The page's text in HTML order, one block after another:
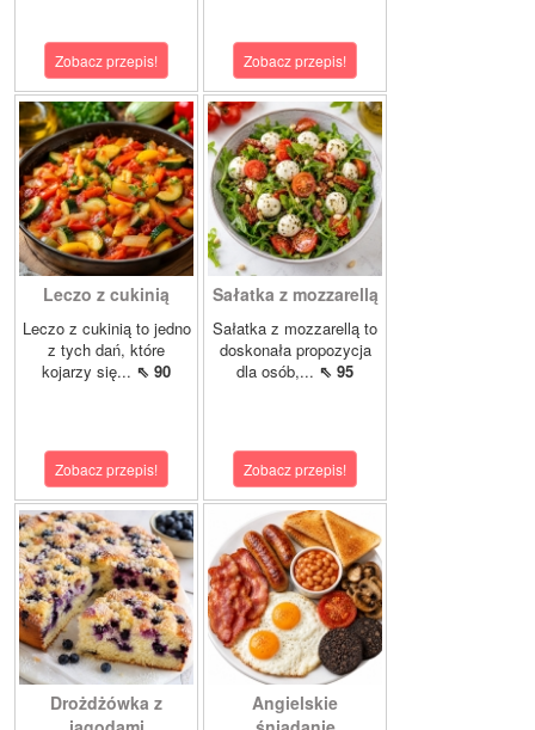
Zobacz przepis! Zobacz przepis!
Leczo z cukinią
Leczo z cukinią to jedno
z tych dań, które
kojarzy się... ⇖ 90
Zobacz przepis!
Sałatka z mozzarellą
Sałatka z mozzarellą to
doskonała propozycja
dla osób,... ⇖ 95
Zobacz przepis!
Drożdżówka z
Angielskie